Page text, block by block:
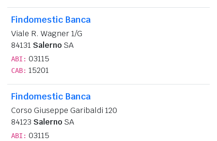
Findomestic Banca
Viale R. Wagner 1/G
84131 Salerno SA
ABI: 03115
CAB: 15201
Findomestic Banca
Corso Giuseppe Garibaldi 120
84123 Salerno SA
ABI: 03115